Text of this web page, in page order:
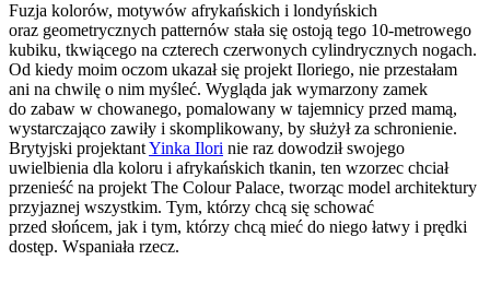
Fuzja kolorów, motywów afrykańskich i londyńskich
oraz geometrycznych patternów stała się ostoją tego 10-metrowego
kubiku, tkwiącego na czterech czerwonych cylindrycznych nogach.
Od kiedy moim oczom ukazał się projekt Iloriego, nie przestałam
ani na chwilę o nim myśleć. Wygląda jak wymarzony zamek
do zabaw w chowanego, pomalowany w tajemnicy przed mamą,
wystarczająco zawiły i skomplikowany, by służył za schronienie.
Brytyjski projektantYinka Ilori nie raz dowodził swojego
uwielbienia dla koloru i afrykańskich tkanin, ten wzorzec chciał
przenieść na projekt The Colour Palace, tworząc model architektury
przyjaznej wszystkim. Tym, którzy chcą się schować
przed słońcem, jak i tym, którzy chcą mieć do niego łatwy i prędki
dostęp. Wspaniała rzecz.